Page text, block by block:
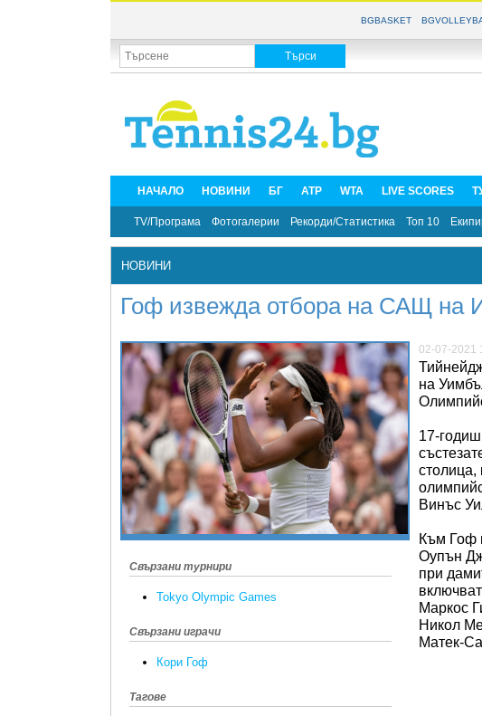
BGBASKET
НАЧАЛО НОВИНИ БГ ATP WTA LIVE SCORES
TV/Програма Фотогалерии Рекорди/Статистика Топ 10
НОВИНИ
Гоф извежда отбора на САЩ на
Свързани турнири
Tokyo Olympic Games
Свързани играчи
Кори Гоф
Тагове
02-07-2021
на
17-
столица,
Винъс
Към Гоф
Оупън
при
Маркос
Никол
Матек-